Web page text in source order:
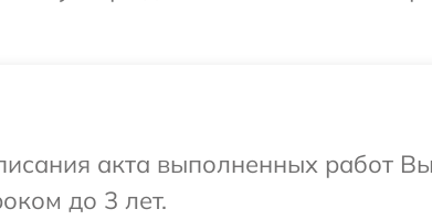
акта выполненных работ
до 3 лет.